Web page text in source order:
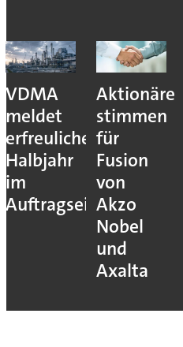
VDMA
meldet
erfreuliches
Halbjahr
im
Auftragseingang
Aktionäre
stimmen
für
Fusion
von
Akzo
Nobel
und
Axalta